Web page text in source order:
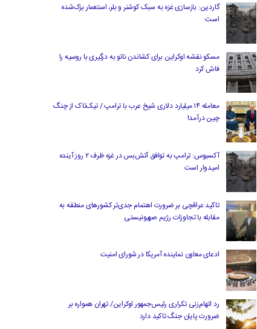
گاردین: بازسازی غزه به سبک کوشنر و بلر، استعمار بزک‌شده
است
مسکو نقشه اوکراین برای کشاندن ناتو به درگیری با روسیه را
فاش کرد
معامله ۱۴ میلیارد دلاری شیخ عرب با ترامپ / تیک‌تاک از چنگ
چین درآمد!
آکسیوس: ترامپ به توافق آتش‌بس در غزه ظرف ۲ روز آینده
امیدوار است
تاکید عراقچی بر ضرورت اهتمام جدی‌تر کشورهای منطقه به
مقابله با تجاوزات رژیم صهیونیستی
ادعای معاون نماینده آمریکا در شورای امنیت
رد اتهام‌زنی تکراری رئیس‌جمهور اوکراین/ تهران همواره بر
ضرورت پایان جنگ تاکید دارد